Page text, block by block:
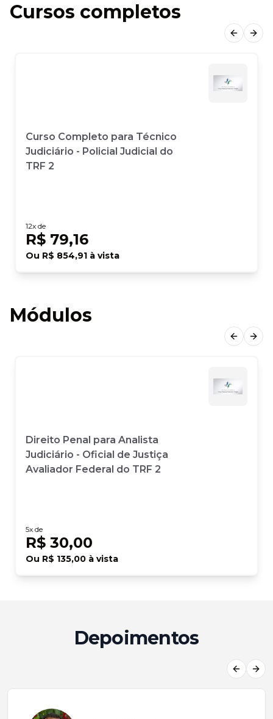
Cursos completos
Curso Completo para Técnico
Judiciário - Policial Judicial do
TRF 2
12x de
R$ 79,16
Ou R$ 854,91 à vista
Módulos
Direito Penal para Analista
Judiciário - Oficial de Justiça
Avaliador Federal do TRF 2
5x de
R$ 30,00
Ou R$ 135,00 à vista
Depoimentos